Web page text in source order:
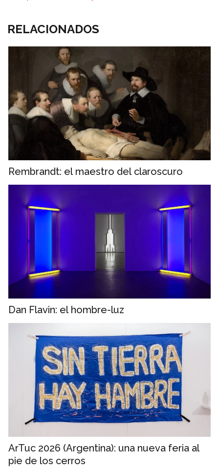
RELACIONADOS
Rembrandt: el maestro del claroscuro
Dan Flavin: el hombre-luz
ArTuc 2026 (Argentina): una nueva feria al
pie de los cerros